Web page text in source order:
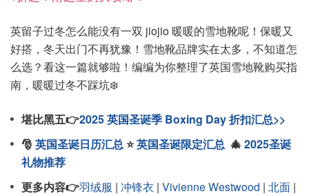
英留子过冬怎么能没有一双 jiojio 暖暖的雪地靴呢！保暖又
好搭，冬天出门不再犹豫！雪地靴品牌实在太多，不知道怎
么选？看这一篇就够啦！编编为你整理了英国雪地靴购买指
南，暖暖过冬不踩坑❄️
堪比黑五👉2025 英国圣诞季 Boxing Day 折扣汇总>>
🎅 英国圣诞日历汇总⭐英国圣诞限定汇总 🎄 2025圣诞
礼物推荐
更多内容👉羽绒服 | 冲锋衣 | Vivienne Westwood | 北面 |